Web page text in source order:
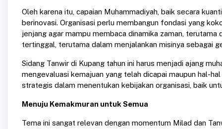
Oleh karena itu, capaian Muhammadiyah, baik secara
berinovasi. Organisasi perlu membangun fondasi yang
jenjang agar mampu membaca dinamika zaman,
tertinggal, terutama dalam menjalankan misinya sebagai
Sidang Tanwir di Kupang tahun ini harus menjadi ajang
mengevaluasi kemajuan yang telah dicapai maupun hal-
strategis dalam menentukan kebijakan organisasi, baik
Menuju Kemakmuran untuk Semua
Tema ini sangat relevan dengan momentum Milad dan